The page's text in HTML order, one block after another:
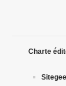
Charte